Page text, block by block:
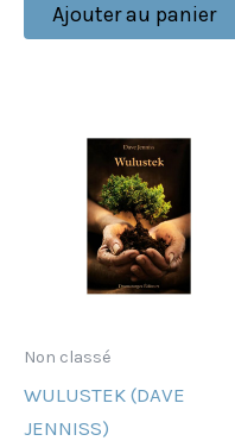
Ajouter au panier
Non classé
WULUSTEK (DAVE
JENNISS)